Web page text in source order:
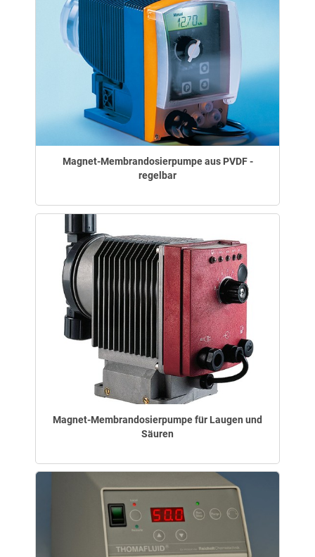
Magnet-Membrandosierpumpe aus PVDF -
regelbar
Magnet-Membrandosierpumpe für Laugen und
Säuren